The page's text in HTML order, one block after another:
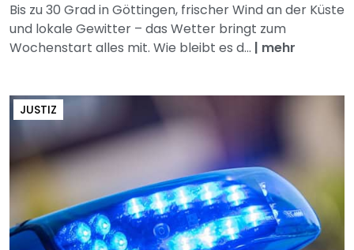
Bis zu 30 Grad in Göttingen, frischer Wind an der Küste
und lokale Gewitter – das Wetter bringt zum
Wochenstart alles mit. Wie bleibt es d... | mehr
JUSTIZ